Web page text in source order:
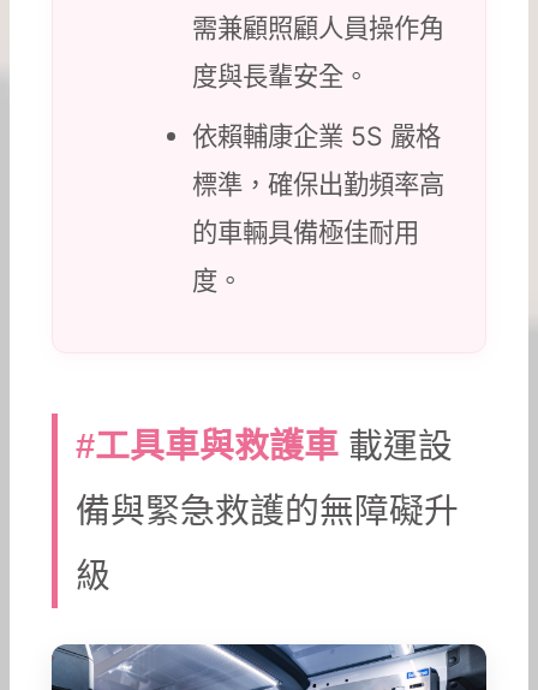
需兼顧照顧人員操作角
度與長輩安全。
依賴輔康企業 5S 嚴格
標準，確保出勤頻率高
的車輛具備極佳耐用
度。
#工具車與救護車 載運設
備與緊急救護的無障礙升
級